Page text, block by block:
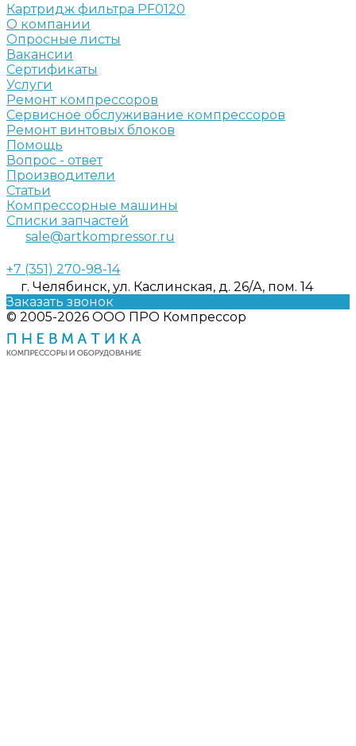
Картридж фильтра PF0120
О компании
Опросные листы
Вакансии
Сертификаты
Услуги
Ремонт компрессоров
Сервисное обслуживание компрессоров
Ремонт винтовых блоков
Помощь
Вопрос - ответ
Производители
Статьи
Компрессорные машины
Списки запчастей
sale@artkompressor.ru
+7 (351) 270-98-14
г. Челябинск, ул. Каслинская, д. 26/А, пом. 14
Заказать звонок
© 2005-2026 ООО ПРО Компрессор